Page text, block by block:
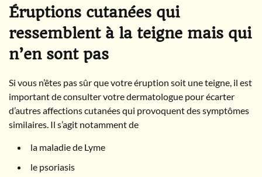
Éruptions cutanées qui
ressemblent à la teigne mais qui
n’en sont pas
Si vous n’êtes pas sûr que votre éruption soit une teigne, il est
important de consulter votre dermatologue pour écarter
d’autres affections cutanées qui provoquent des symptômes
similaires. Il s’agit notamment de
la maladie de Lyme
le psoriasis